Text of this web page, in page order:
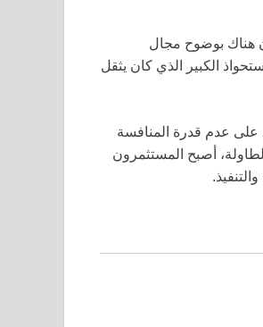
هناك بوضوح مجال
الكبير الذي كان يثقل
على عدم قدرة المنافسة
أصبح المستثمرون